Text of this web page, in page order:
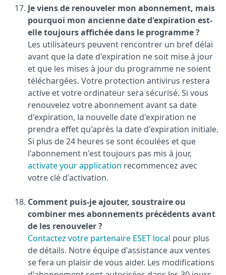
Je viens de renouveler mon abonnement, mais
pourquoi mon ancienne date d'expiration est-
elle toujours affichée dans le programme ?
Les utilisateurs peuvent rencontrer un bref délai
avant que la date d'expiration ne soit mise à jour
et que les mises à jour du programme ne soient
téléchargées. Votre protection antivirus restera
active et votre ordinateur sera sécurisé. Si vous
renouvelez votre abonnement avant sa date
d'expiration, la nouvelle date d'expiration ne
prendra effet qu'après la date d'expiration initiale.
Si plus de 24 heures se sont écoulées et que
l'abonnement n'est toujours pas mis à jour,
activate your application recommencez avec
votre clé d'activation.
Comment puis-je ajouter, soustraire ou
combiner mes abonnements précédents avant
de les renouveler ?
Contactez votre partenaire ESET local pour plus
de détails. Notre équipe d'assistance aux ventes
se fera un plaisir de vous aider. Les modifications